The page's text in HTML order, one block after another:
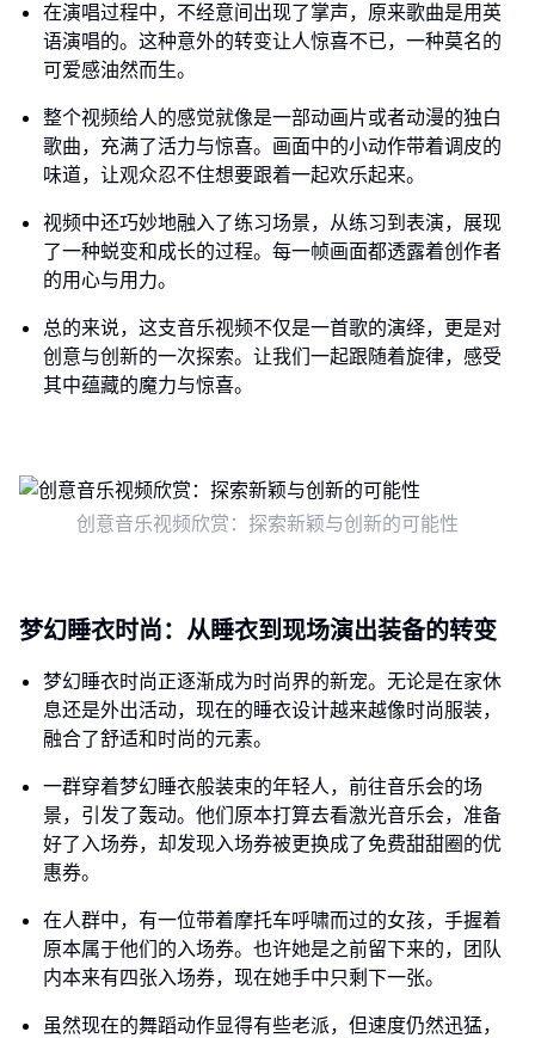
在演唱过程中，不经意间出现了掌声，原来歌曲是用英
语演唱的。这种意外的转变让人惊喜不已，一种莫名的
可爱感油然而生。
整个视频给人的感觉就像是一部动画片或者动漫的独白
歌曲，充满了活力与惊喜。画面中的小动作带着调皮的
味道，让观众忍不住想要跟着一起欢乐起来。
视频中还巧妙地融入了练习场景，从练习到表演，展现
了一种蜕变和成长的过程。每一帧画面都透露着创作者
的用心与用力。
总的来说，这支音乐视频不仅是一首歌的演绎，更是对
创意与创新的一次探索。让我们一起跟随着旋律，感受
其中蕴藏的魔力与惊喜。
创意音乐视频欣赏：探索新颖与创新的可能性
梦幻睡衣时尚：从睡衣到现场演出装备的转变
梦幻睡衣时尚正逐渐成为时尚界的新宠。无论是在家休
息还是外出活动，现在的睡衣设计越来越像时尚服装，
融合了舒适和时尚的元素。
一群穿着梦幻睡衣般装束的年轻人，前往音乐会的场
景，引发了轰动。他们原本打算去看激光音乐会，准备
好了入场券，却发现入场券被更换成了免费甜甜圈的优
惠券。
在人群中，有一位带着摩托车呼啸而过的女孩，手握着
原本属于他们的入场券。也许她是之前留下来的，团队
内本来有四张入场券，现在她手中只剩下一张。
虽然现在的舞蹈动作显得有些老派，但速度仍然迅猛，